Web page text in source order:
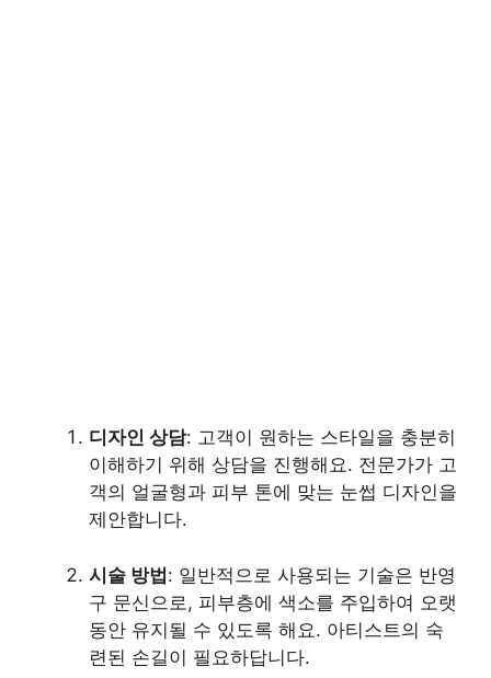
디자인 상담: 고객이 원하는 스타일을 충분히
이해하기 위해 상담을 진행해요. 전문가가 고
객의 얼굴형과 피부 톤에 맞는 눈썹 디자인을
제안합니다.
시술 방법: 일반적으로 사용되는 기술은 반영
구 문신으로, 피부층에 색소를 주입하여 오랫
동안 유지될 수 있도록 해요. 아티스트의 숙
련된 손길이 필요하답니다.